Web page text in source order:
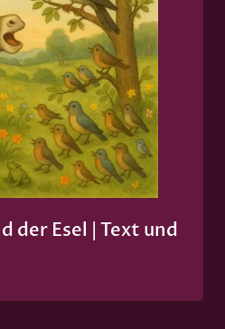
der Esel | Text und